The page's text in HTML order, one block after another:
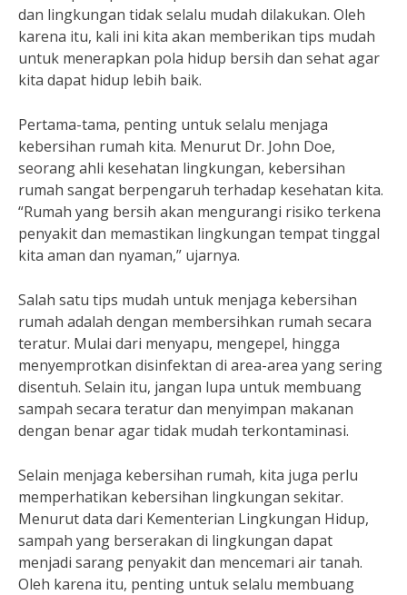
dan lingkungan tidak selalu mudah dilakukan. Oleh
karena itu, kali ini kita akan memberikan tips mudah
untuk menerapkan pola hidup bersih dan sehat agar
kita dapat hidup lebih baik.
Pertama-tama, penting untuk selalu menjaga
kebersihan rumah kita. Menurut Dr. John Doe,
seorang ahli kesehatan lingkungan, kebersihan
rumah sangat berpengaruh terhadap kesehatan kita.
“Rumah yang bersih akan mengurangi risiko terkena
penyakit dan memastikan lingkungan tempat tinggal
kita aman dan nyaman,” ujarnya.
Salah satu tips mudah untuk menjaga kebersihan
rumah adalah dengan membersihkan rumah secara
teratur. Mulai dari menyapu, mengepel, hingga
menyemprotkan disinfektan di area-area yang sering
disentuh. Selain itu, jangan lupa untuk membuang
sampah secara teratur dan menyimpan makanan
dengan benar agar tidak mudah terkontaminasi.
Selain menjaga kebersihan rumah, kita juga perlu
memperhatikan kebersihan lingkungan sekitar.
Menurut data dari Kementerian Lingkungan Hidup,
sampah yang berserakan di lingkungan dapat
menjadi sarang penyakit dan mencemari air tanah.
Oleh karena itu, penting untuk selalu membuang